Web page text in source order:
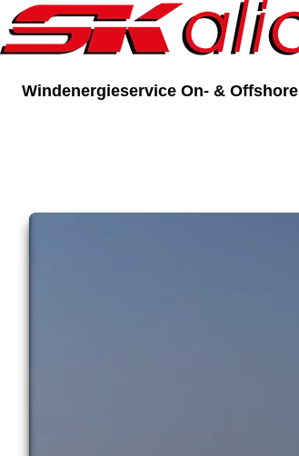
Windenergieservice On- & Offshore